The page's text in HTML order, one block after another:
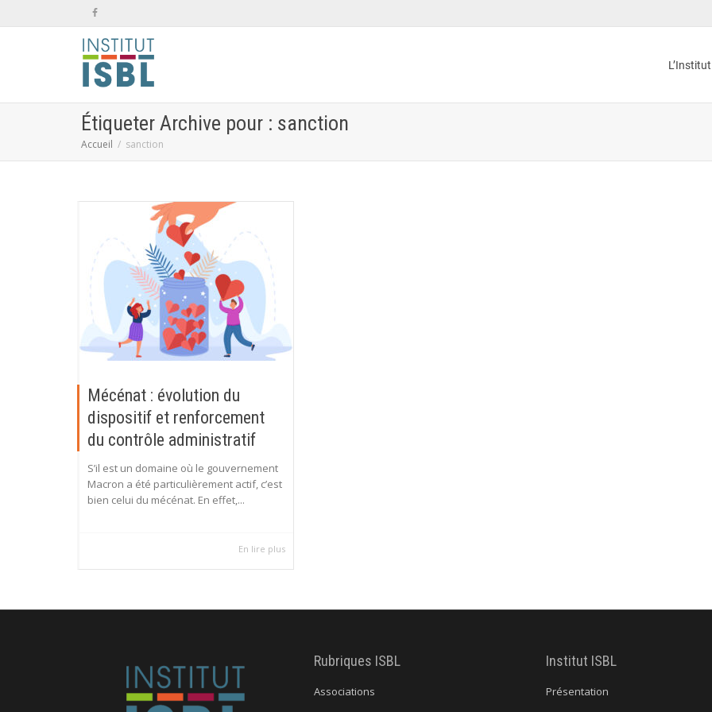
L’Institut
Étiqueter Archive pour : sanction
Accueil sanction
Mécénat : évolution du
dispositif et renforcement
du contrôle administratif
S’il est un domaine où le gouvernement
Macron a été particulièrement actif, c’est
bien celui du mécénat. En effet,...
En lire plus
Rubriques ISBL
Associations
Institut ISBL
Présentation